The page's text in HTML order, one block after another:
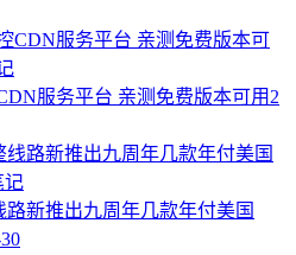
服务平台 亲测免费版本可用2
路新推出九周年几款年付美国